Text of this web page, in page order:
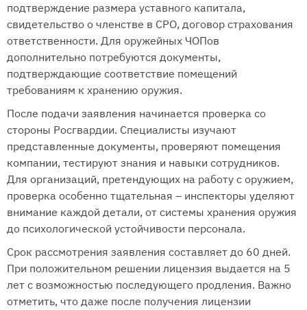
подтверждение размера уставного капитала,
свидетельство о членстве в СРО, договор страхования
ответственности. Для оружейных ЧОПов
дополнительно потребуются документы,
подтверждающие соответствие помещений
требованиям к хранению оружия.
После подачи заявления начинается проверка со
стороны Росгвардии. Специалисты изучают
представленные документы, проверяют помещения
компании, тестируют знания и навыки сотрудников.
Для организаций, претендующих на работу с оружием,
проверка особенно тщательная – инспекторы уделяют
внимание каждой детали, от системы хранения оружия
до психологической устойчивости персонала.
Срок рассмотрения заявления составляет до 60 дней.
При положительном решении лицензия выдается на 5
лет с возможностью последующего продления. Важно
отметить, что даже после получения лицензии